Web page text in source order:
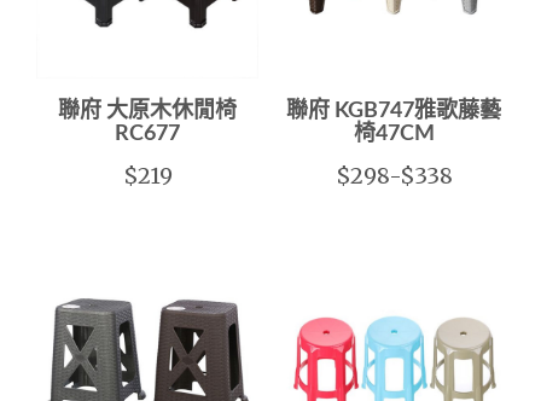
聯府 大原木休閒椅
RC677
$219
聯府 KGB747雅歌藤藝
椅47CM
$298-$338